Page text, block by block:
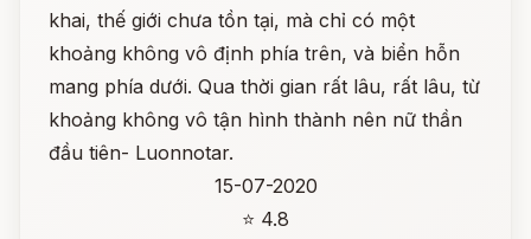
khai, thế giới chưa tồn tại, mà chỉ có một
khoảng không vô định phía trên, và biển hỗn
mang phía dưới. Qua thời gian rất lâu, rất lâu, từ
khoảng không vô tận hình thành nên nữ thần
đầu tiên- Luonnotar.
15-07-2020
⭐ 4.8